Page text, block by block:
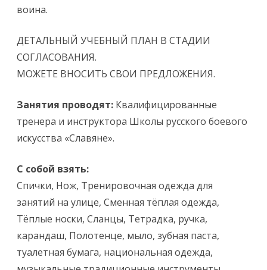
воина.
ДЕТАЛЬНЫЙ УЧЕБНЫЙ ПЛАН В СТАДИИ
СОГЛАСОВАНИЯ.
МОЖЕТЕ ВНОСИТЬ СВОИ ПРЕДЛОЖЕНИЯ.
Занятия проводят: Квалифицированные
тренера и инструктора Школы русского боевого
искусства «Славяне».
С собой взять:
Спички, Нож, Тренировочная одежда для
занятий на улице, Сменная тёплая одежда,
Тёплые носки, Сланцы, Тетрадка, ручка,
карандаш, Полотенце, мыло, зубная паста,
туалетная бумага, национальная одежда,